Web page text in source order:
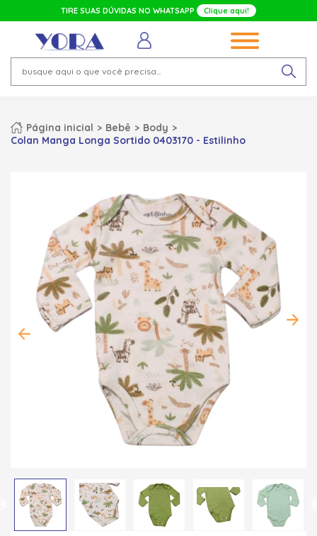
TIRE SUAS DÚVIDAS NO WHATSAPP Clique aqui!
Página inicial Bebê
Body
Colan Manga Longa Sortido 0403170 - Estilinho